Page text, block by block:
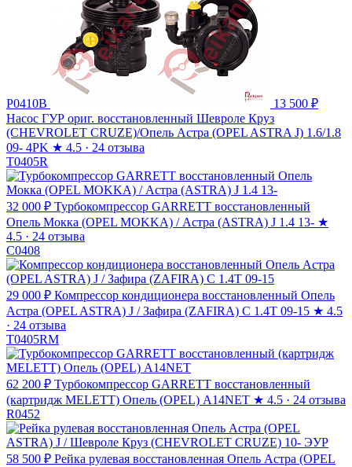
P0410B
13 500 ₽
Насос ГУР ориг. восстановленный Шевроле Круз
(CHEVROLET CRUZE)/Опель Астра (OPEL ASTRA J) 1.6/1.8
09- 4PK ★ 4.5 · 24 отзыва
T0405R
32 000 ₽ Турбокомпрессор GARRETT восстановленный
Опель Мокка (OPEL MOKKA) / Астра (ASTRA) J 1.4 13- ★
4.5 · 24 отзыва
C0408
29 000 ₽ Компрессор кондиционера восстановленный Опель
Астра (OPEL ASTRA) J / Зафира (ZAFIRA) C 1.4T 09-15 ★ 4.5
· 24 отзыва
T0405RM
62 200 ₽ Турбокомпрессор GARRETT восстановленный
(картридж MELETT) Опель (OPEL) A14NET ★ 4.5 · 24 отзыва
R0452
58 500 ₽ Рейка рулевая восстановленная Опель Астра (OPEL